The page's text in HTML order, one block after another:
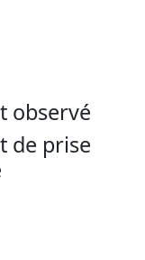
observé
de prise